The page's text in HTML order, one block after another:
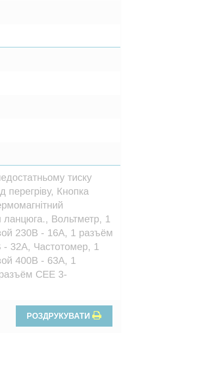
тиску
перегріву, Кнопка
ланцюга., Вольтметр, 1
230В - 16A, 1 разъём
32A, Частотомер, 1
400В - 63A, 1
CEE 3-
РОЗДРУКУВАТИ